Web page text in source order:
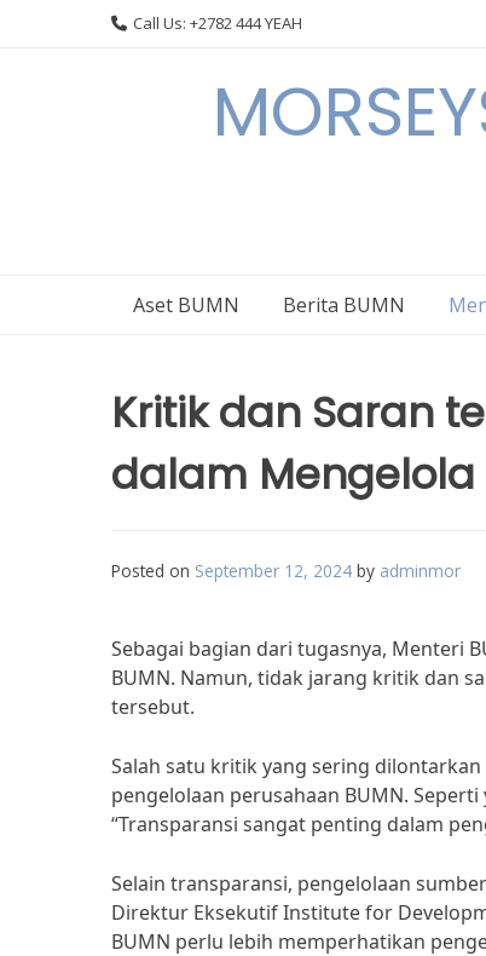
Call Us: +2782 444 YEAH
Aset BUMN Berita BUMN
Kritik dan Saran
dalam Mengelola
Posted on September 12, 2024 by adminmor
Sebagai bagian dari tugasnya, Menteri
BUMN. Namun, tidak jarang kritik dan
tersebut.
Salah satu kritik yang sering
pengelolaan perusahaan BUMN.
“Transparansi sangat penting dalam
Selain transparansi, pengelolaan
Direktur Eksekutif Institute for
BUMN perlu lebih memperhatikan